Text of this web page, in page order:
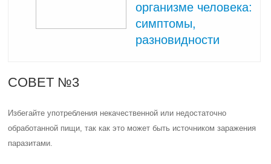
организме человека:
симптомы,
разновидности
СОВЕТ №3
Избегайте употребления некачественной или недостаточно
обработанной пищи, так как это может быть источником заражения
паразитами.